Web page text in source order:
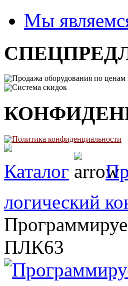
Мы
Продажа оборудования по ценам
Система скидок
Политика конфиденциальности
Каталог
логический
ПЛК63